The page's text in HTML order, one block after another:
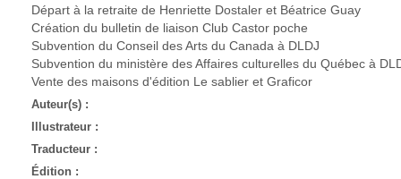
Départ à la retraite de Henriette Dostaler et Béatrice Guay
Création du bulletin de liaison Club Castor poche
Subvention du Conseil des Arts du Canada à DLDJ
Subvention du ministère des Affaires culturelles du Québec à
Vente des maisons d'édition Le sablier et Graficor
Auteur(s) :
Illustrateur :
Traducteur :
Édition :